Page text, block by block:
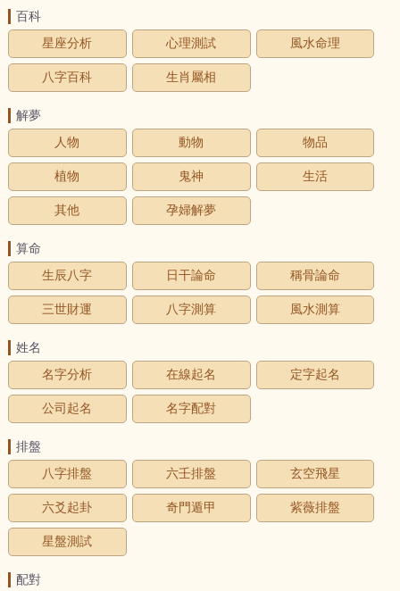
百科
星座分析
心理測試 風水命理
八字百科 生肖屬相
解夢
人物
動物 物品
植物 鬼神 生活
其他 孕婦解夢
算命
生辰八字
日干論命 稱骨論命
三世財運 八字測算 風水測算
姓名
名字分析
在線起名 定字起名
公司起名 名字配對
排盤
八字排盤
六壬排盤 玄空飛星
六爻起卦 奇門遁甲 紫薇排盤
星盤測試
配對